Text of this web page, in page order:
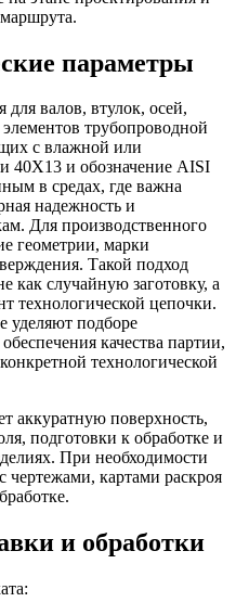
параметры
валов, втулок, осей,
трубопроводной
с влажной или
40Х13 и обозначение AISI
в средах, где важна
надежность и
Для производственного
геометрии, марки
Такой подход
как случайную заготовку, а
технологической цепочки.
уделяют подборе
качества партии,
технологической
аккуратную поверхность,
подготовки к обработке и
При необходимости
чертежами, картами раскроя
и обработки